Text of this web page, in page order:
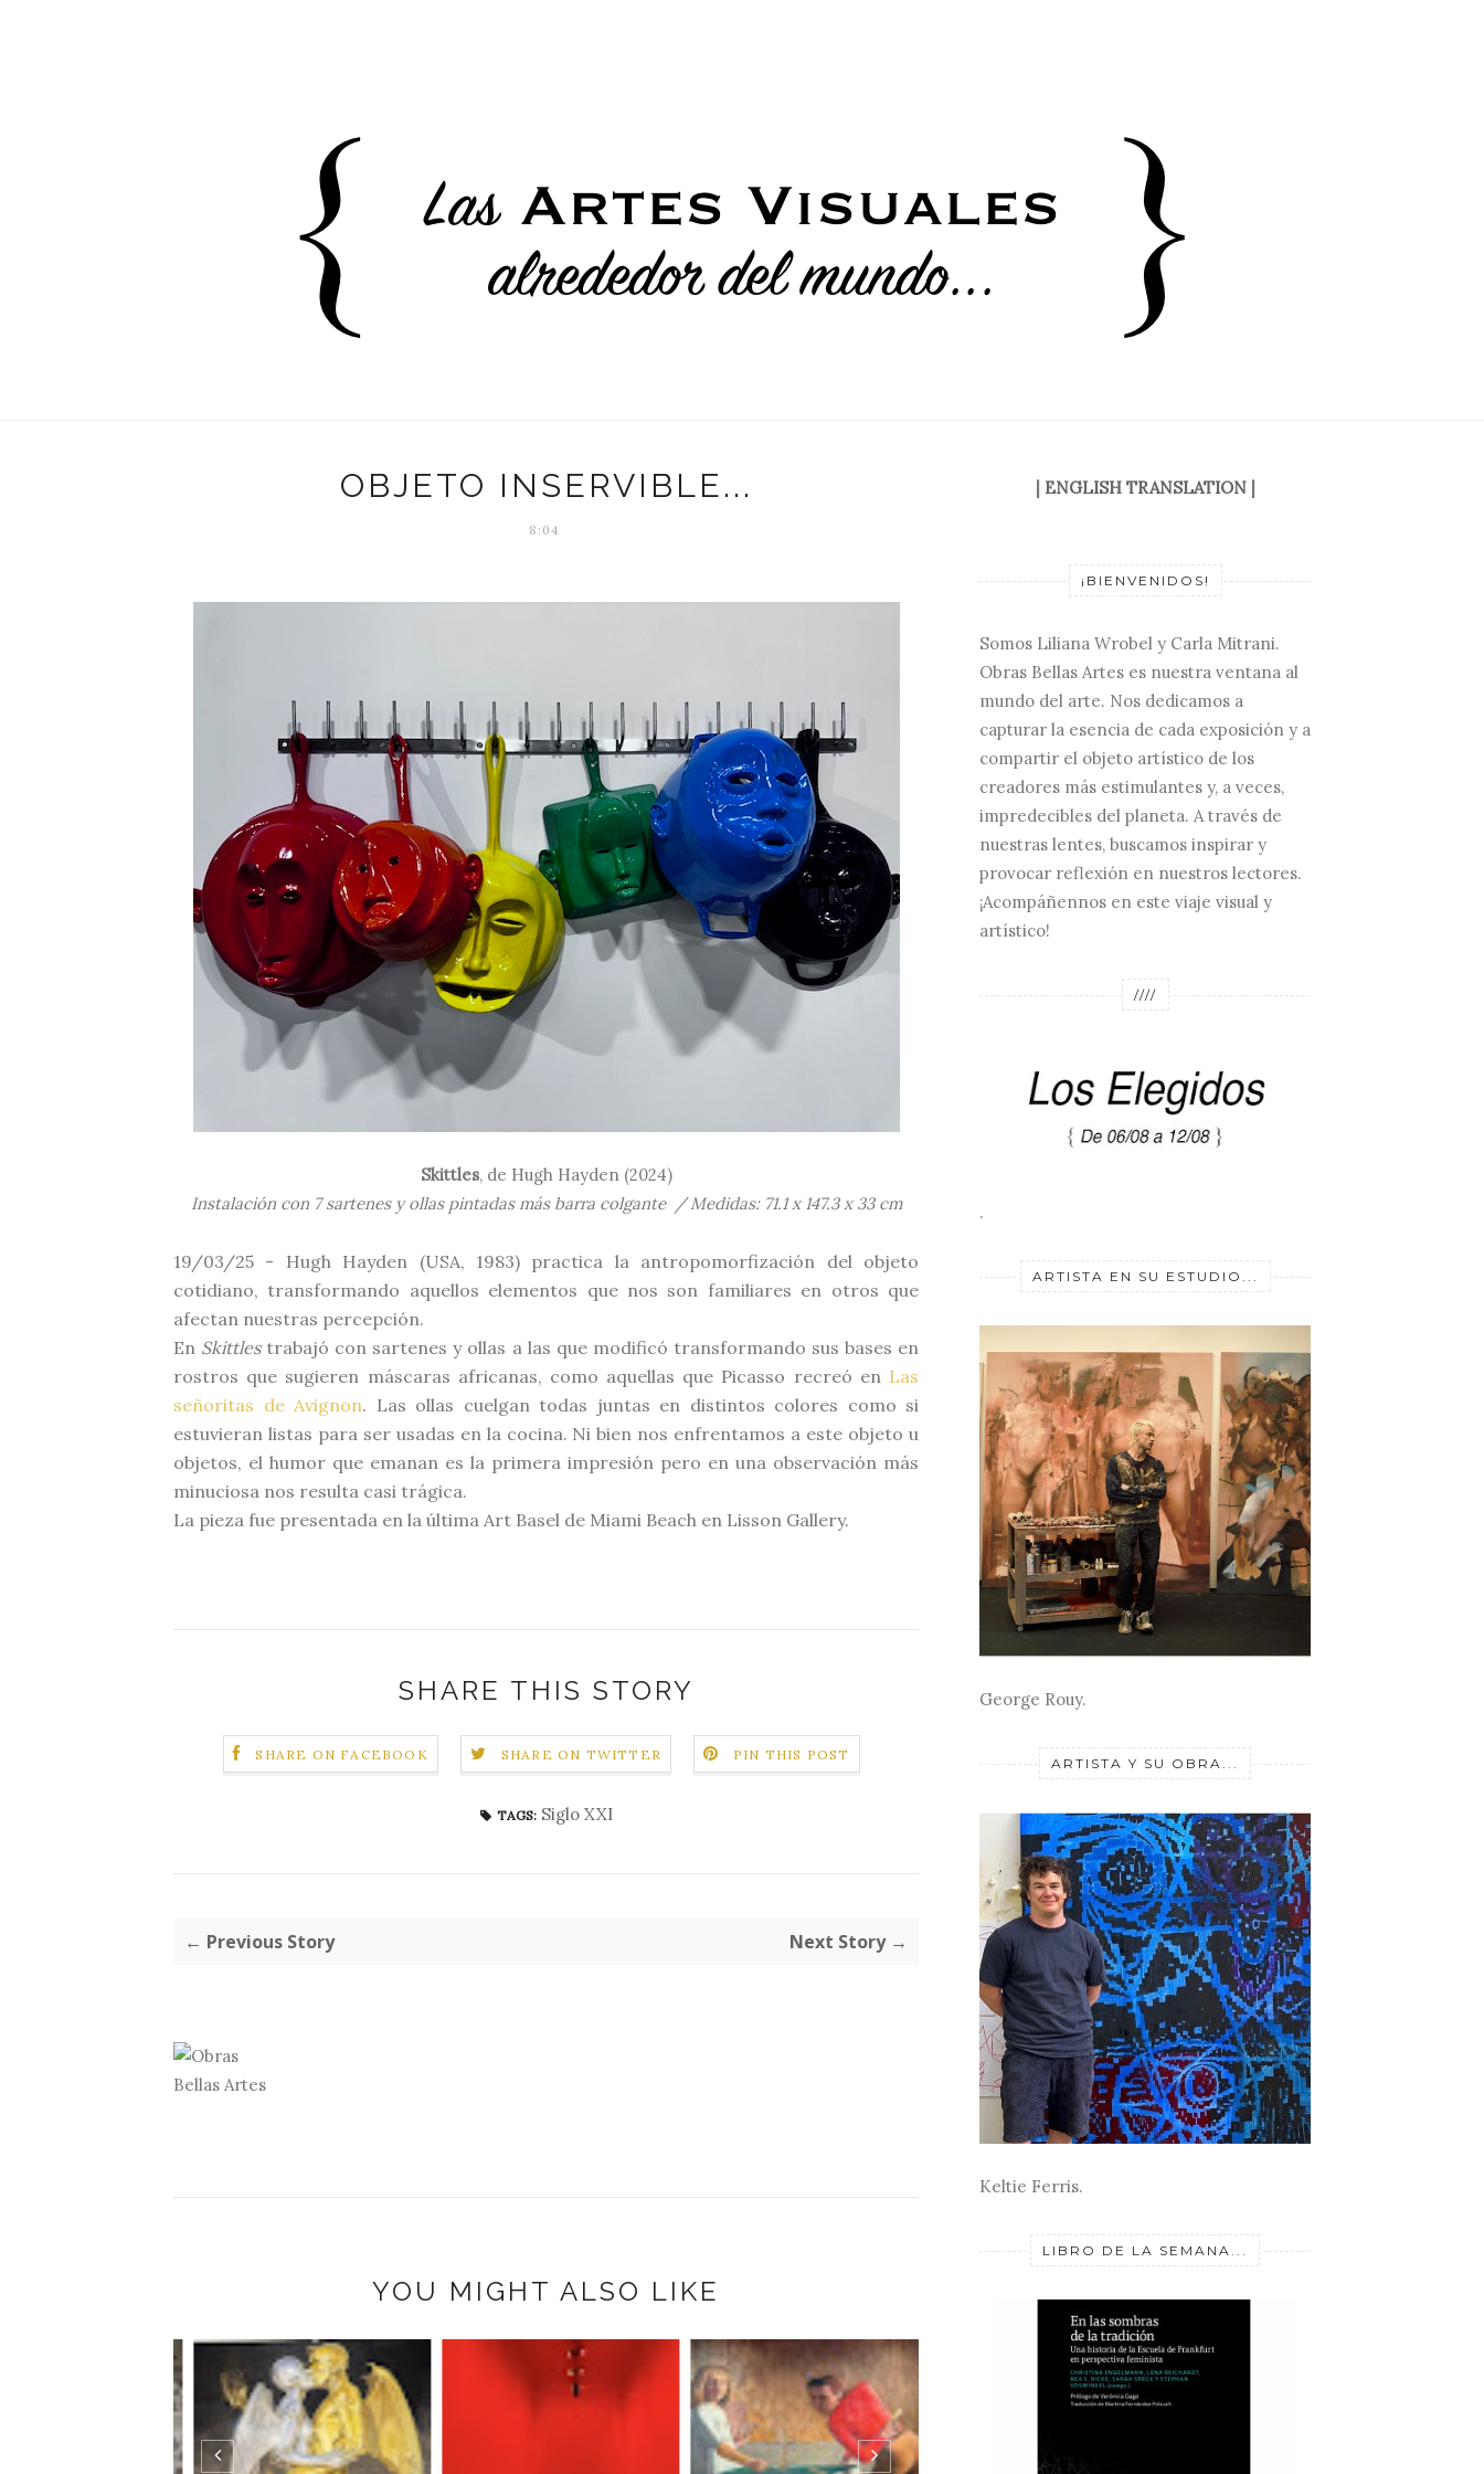
OBJETO INSERVIBLE...
8:04
Skittles, de Hugh Hayden (2024)
Instalación con 7 sartenes y ollas pintadas más barra colgante / Medidas: 71.1 x 147.3 x 33 cm
19/03/25 - Hugh Hayden (USA, 1983) practica la antropomorfización del objeto
cotidiano, transformando aquellos elementos que nos son familiares en otros que
afectan nuestras percepción.
En Skittlestrabajó con sartenes y ollas a las que modificó transformando sus bases en
rostros que sugieren máscaras africanas, como aquellas que Picasso recreó en Las
señoritas de Avignon. Las ollas cuelgan todas juntas en distintos colores como si
estuvieran listas para ser usadas en la cocina. Ni bien nos enfrentamos a este objeto u
objetos, el humor que emanan es la primera impresión pero en una observación más
minuciosa nos resulta casi trágica.
La pieza fue presentada en la última Art Basel de Miami Beach en Lisson Gallery.
SHARE THIS STORY
SHARE ON FACEBOOK SHARE ON TWITTER PIN THIS POST
TAGS: Siglo XXI
← Previous Story Next Story →
YOU MIGHT ALSO LIKE
| ENGLISH TRANSLATION|
¡BIENVENIDOS!
Somos Liliana Wrobel y Carla Mitrani.
Obras Bellas Artes es nuestra ventana al
mundo del arte. Nos dedicamos a
capturar la esencia de cada exposición y a
compartir el objeto artístico de los
creadores más estimulantes y, a veces,
impredecibles del planeta. A través de
nuestras lentes, buscamos inspirar y
provocar reflexión en nuestros lectores.
¡Acompáñennos en este viaje visual y
artístico!
////
.
ARTISTA EN SU ESTUDIO...
George Rouy.
ARTISTA Y SU OBRA...
Keltie Ferris.
LIBRO DE LA SEMANA...